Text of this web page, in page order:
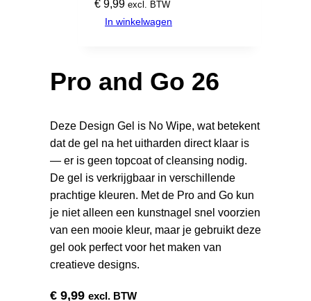
€ 9,99 excl. BTW
In winkelwagen
Pro and Go 26
Deze Design Gel is No Wipe, wat betekent
dat de gel na het uitharden direct klaar is
— er is geen topcoat of cleansing nodig.
De gel is verkrijgbaar in verschillende
prachtige kleuren. Met de Pro and Go kun
je niet alleen een kunstnagel snel voorzien
van een mooie kleur, maar je gebruikt deze
gel ook perfect voor het maken van
creatieve designs.
€ 9,99 excl. BTW